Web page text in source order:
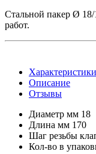
Стальной пакер Ø
работ.
Характеристики
Описание
Отзывы
Диаметр мм 18
Длина мм 170
Шаг резьбы
Кол-во в